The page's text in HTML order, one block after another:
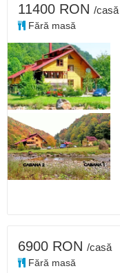
11400 RON /casă
Fără masă
6900 RON /casă
Fără masă